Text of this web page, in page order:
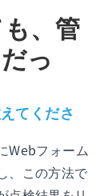
、管
っ
てくださ
フォーム
、この方法で